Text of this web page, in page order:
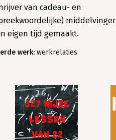
van cadeau- en
middelvinger
eigen tijd gemaakt.
werk: werkrelaties